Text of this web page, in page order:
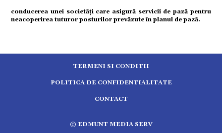
conducerea unei societăți care asigură servicii de pază pentru
neacoperirea tuturor posturilor prevăzute în planul de pază.
TERMENI SI CONDITII
POLITICA DE CONFIDENTIALITATE
CONTACT
© EDMUNT MEDIA SERV